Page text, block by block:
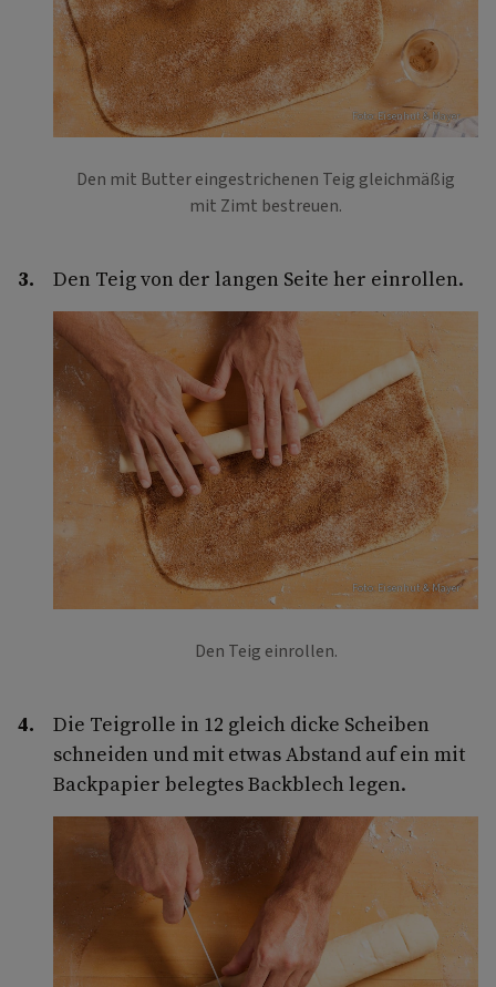
Foto: Eisenhut & Mayer
Den mit Butter eingestrichenen Teig gleichmäßig
mit Zimt bestreuen.
Den Teig von der langen Seite her einrollen.
Foto: Eisenhut & Mayer
Den Teig einrollen.
Die Teigrolle in 12 gleich dicke Scheiben
schneiden und mit etwas Abstand auf ein mit
Backpapier belegtes Backblech legen.